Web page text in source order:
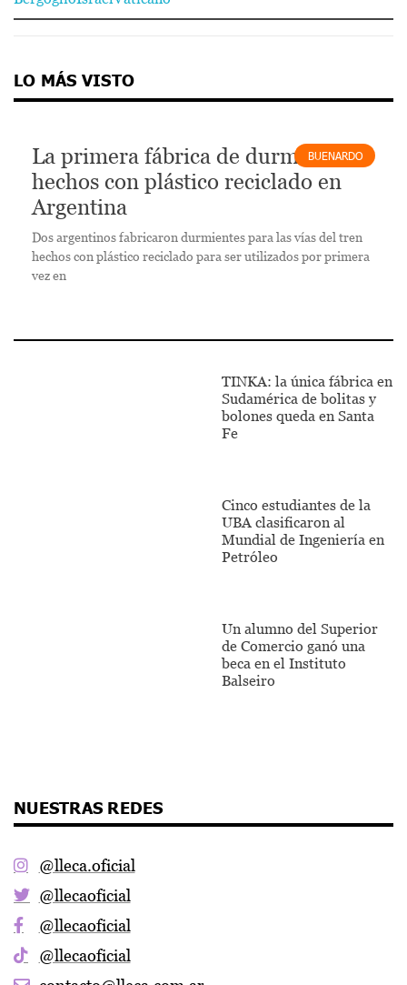
LO MÁS VISTO
BUENARDO
La primera fábrica de durmientes
hechos con plástico reciclado en
Argentina
Dos argentinos fabricaron durmientes para las vías del tren
hechos con plástico reciclado para ser utilizados por primera
vez en
TINKA: la única fábrica en
Sudamérica de bolitas y
bolones queda en Santa
Fe
Cinco estudiantes de la
UBA clasificaron al
Mundial de Ingeniería en
Petróleo
Un alumno del Superior
de Comercio ganó una
beca en el Instituto
Balseiro
NUESTRAS REDES
@lleca.oficial
@llecaoficial
@llecaoficial
@llecaoficial